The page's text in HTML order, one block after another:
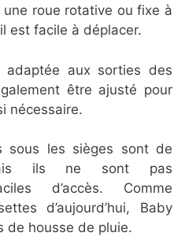
roue rotative ou fixe à
est facile à déplacer.
adaptée aux sorties des
être ajusté pour
nécessaire.
sous les sièges sont de
ils ne sont pas
d’accès. Comme
d’aujourd’hui, Baby
de housse de pluie.